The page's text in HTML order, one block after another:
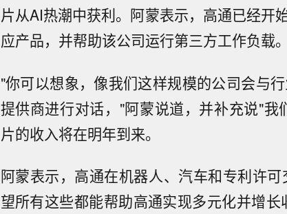
片从AI热潮中获利。阿蒙表示，高通已经开
应产品，并帮助该公司运行第三方工作负载。
"你可以想象，像我们这样规模的公司会与
提供商进行对话，"阿蒙说道，并补充说"我
片的收入将在明年到来。
阿蒙表示，高通在机器人、汽车和专利许
望所有这些都能帮助高通实现多元化并增